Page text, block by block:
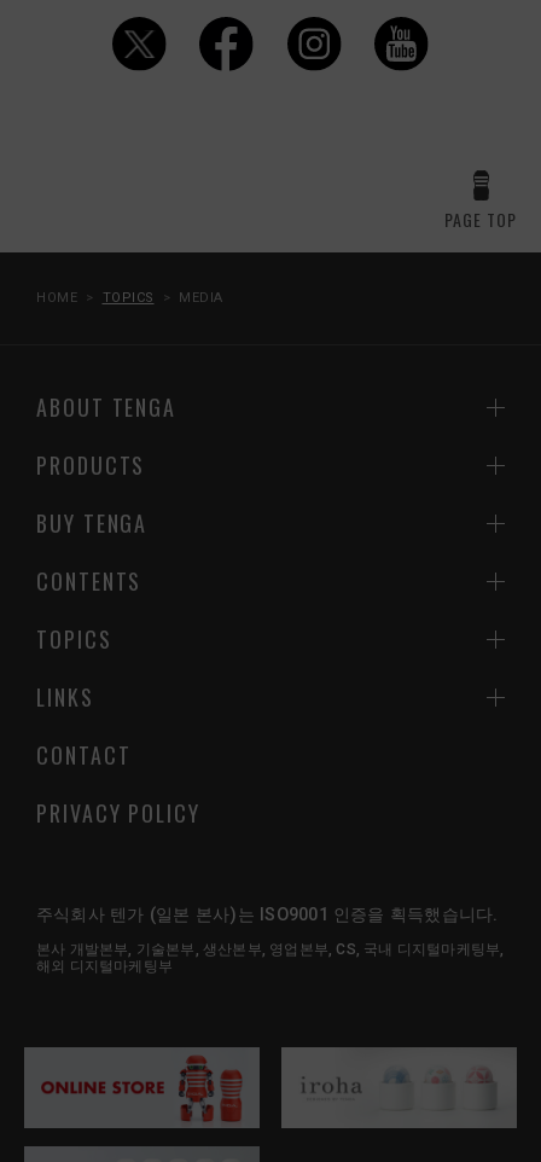
PAGE TOP
HOME TOPICS MEDIA
ABOUT TENGA
PRODUCTS
BUY TENGA
CONTENTS
CONTACT
PRIVACY POLICY
TOPICS
LINKS
주식회사 텐가 (일본 본사)는 ISO9001 인증을 획득했습니다.
본사 개발본부, 기술본부, 생산본부, 영업본부, CS, 국내 디지털마케팅부,
해외 디지털마케팅부